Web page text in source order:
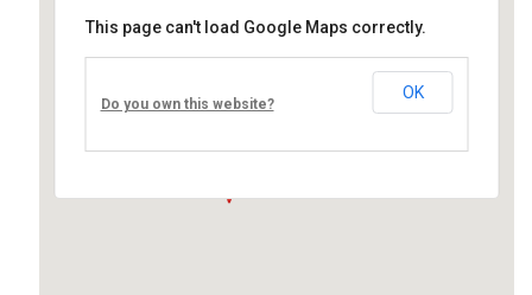
Művelődési ház
Fő út 8 - Nagyréde
This page can't load Google Maps correctly.
Do you own this website?
OK